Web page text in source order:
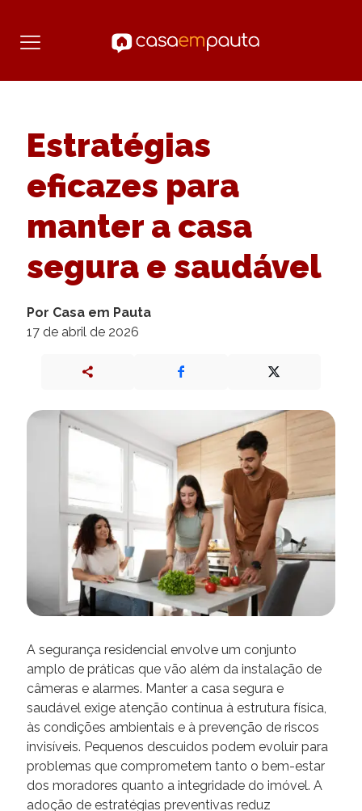
Estratégias
eficazes para
manter a casa
segura e saudável
Por Casa em Pauta
17 de abril de 2026
A segurança residencial envolve um conjunto
amplo de práticas que vão além da instalação de
câmeras e alarmes. Manter a casa segura e
saudável exige atenção contínua à estrutura física,
às condições ambientais e à prevenção de riscos
invisíveis. Pequenos descuidos podem evoluir para
problemas que comprometem tanto o bem-estar
dos moradores quanto a integridade do imóvel. A
adoção de estratégias preventivas reduz